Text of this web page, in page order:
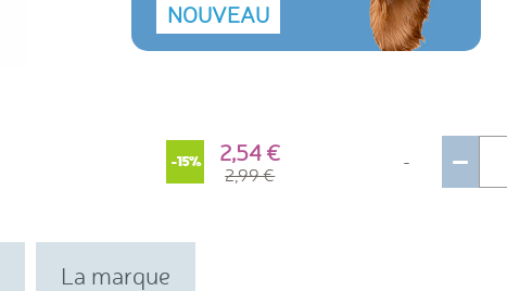
NOUVEAU
-15% 2,54
2,99
-
La marque